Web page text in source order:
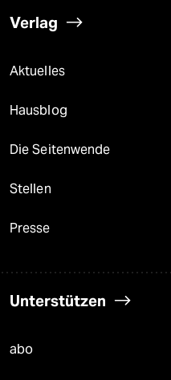
Verlag
Aktuelles
Hausblog
Die Seitenwende
Stellen
Presse
Unterstützen
abo